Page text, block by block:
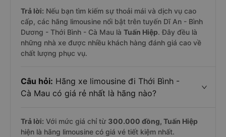
Trả lời: Nếu bạn tìm kiếm sự thoải mái và dịch vụ cao
cấp, các hãng limousine nổi bật trên tuyến Dĩ An - Bình
Dương - Thới Bình - Cà Mau là Tuấn Hiệp. Đây đều là
những nhà xe được nhiều khách hàng đánh giá cao về
chất lượng phục vụ.
Câu hỏi: Hãng xe limousine đi Thới Bình -
Cà Mau có giá rẻ nhất là hãng nào?
Trả lời: Với mức giá chỉ từ 300.000 đồng, Tuấn Hiệp
hiện là hãng limousine có giá vé tiết kiệm nhất.